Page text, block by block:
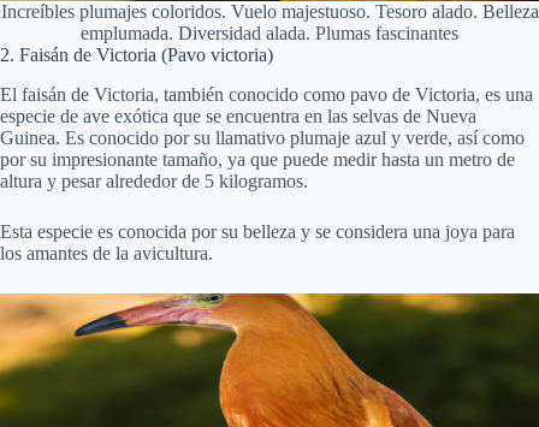
Increíbles plumajes coloridos. Vuelo majestuoso. Tesoro alado. Belleza
emplumada. Diversidad alada. Plumas fascinantes
2. Faisán de Victoria (Pavo victoria)
El faisán de Victoria, también conocido como pavo de Victoria, es una
especie de ave exótica que se encuentra en las selvas de Nueva
Guinea. Es conocido por su llamativo plumaje azul y verde, así como
por su impresionante tamaño, ya que puede medir hasta un metro de
altura y pesar alrededor de 5 kilogramos.
Esta especie es conocida por su belleza y se considera una joya para
los amantes de la avicultura.